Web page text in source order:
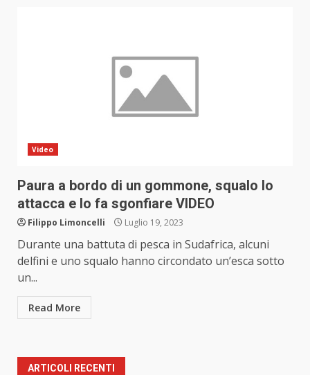
Video
Paura a bordo di un gommone, squalo lo
attacca e lo fa sgonfiare VIDEO
Filippo Limoncelli Luglio 19, 2023
Durante una battuta di pesca in Sudafrica, alcuni
delfini e uno squalo hanno circondato un’esca sotto
un...
Read More
ARTICOLI RECENTI